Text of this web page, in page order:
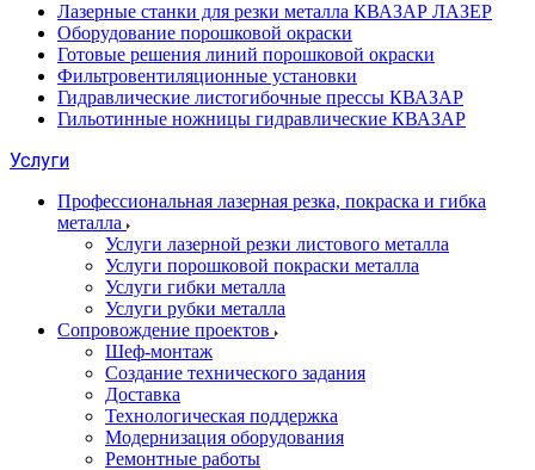
Лазерные станки для резки металла КВАЗАР ЛАЗЕР
Оборудование порошковой окраски
Готовые решения линий порошковой окраски
Фильтровентиляционные установки
Гидравлические листогибочные прессы КВАЗАР
Гильотинные ножницы гидравлические КВАЗАР
Услуги
Профессиональная лазерная резка, покраска и гибка
металла
Услуги лазерной резки листового металла
Услуги порошковой покраски металла
Услуги гибки металла
Услуги рубки металла
Сопровождение проектов
Шеф-монтаж
Создание технического задания
Доставка
Технологическая поддержка
Модернизация оборудования
Ремонтные работы